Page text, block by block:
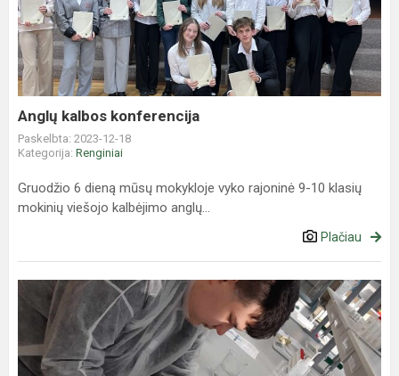
konferencija
Anglų kalbos konferencija
Paskelbta: 2023-12-18
Kategorija: Renginiai
Gruodžio 6 dieną mūsų mokykloje vyko rajoninė 9-10 klasių
mokinių viešojo kalbėjimo anglų...
Plačiau
Edukacinė
išvyka
Telšių